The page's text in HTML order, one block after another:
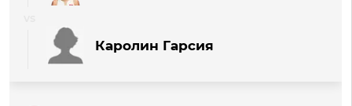
Каролин Гарсия